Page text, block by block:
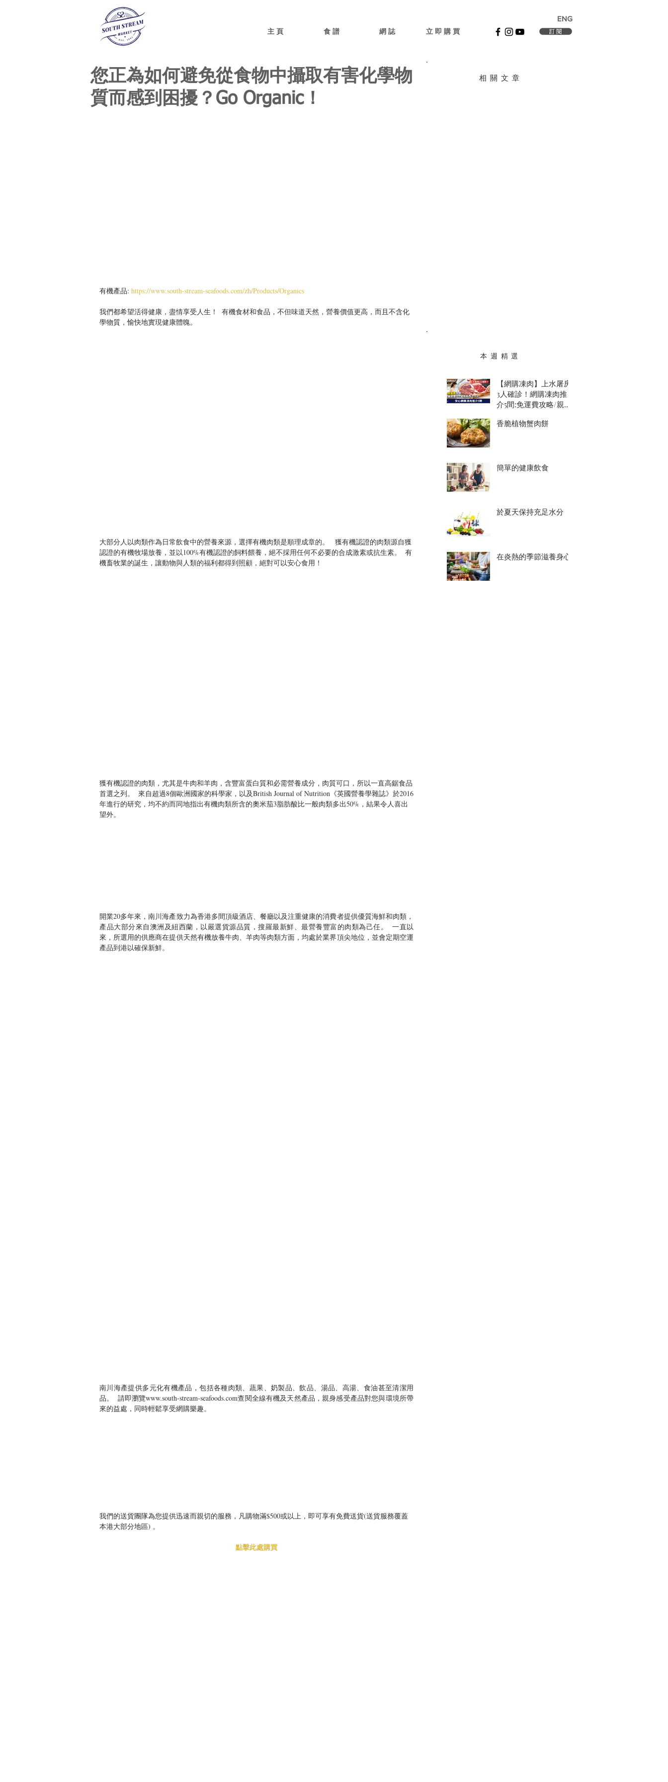
ENG
主 頁 食 譜 網 誌 立 即 購 買
您正為如何避免從食物中攝取有害化學物
質而感到困擾？Go Organic！
有機產品: https://www.south-stream-seafoods.com/zh/Products/Organics
我們都希望活得健康，盡情享受人生！  有機食材和食品，不但味道天然，營養價值更高，而且不含化
學物質，愉快地實現健康體魄。
大部分人以肉類作為日常飲食中的營養來源，選擇有機肉類是順理成章的。   獲有機認證的肉類源自獲
認證的有機牧場放養，並以100%有機認證的飼料餵養，絕不採用任何不必要的合成激素或抗生素。  有
機畜牧業的誕生，讓動物與人類的福利都得到照顧，絕對可以安心食用！
獲有機認證的肉類，尤其是牛肉和羊肉，含豐富蛋白質和必需營養成分，肉質可口，所以一直高鋸食品
首選之列。  來自超過8個歐洲國家的科學家，以及British Journal of Nutrition《英國營養學雜誌》於2016
年進行的研究，均不約而同地指出有機肉類所含的奧米茄3脂肪酸比一般肉類多出50%，結果令人喜出
望外。
開業20多年來，南川海產致力為香港多間頂級酒店、餐廳以及注重健康的消費者提供優質海鮮和肉類，
產品大部分來自澳洲及紐西蘭，以嚴選貨源品質，搜羅最新鮮、最營養豐富的肉類為己任。  一直以
來，所選用的供應商在提供天然有機放養牛肉、羊肉等肉類方面，均處於業界頂尖地位，並會定期空運
產品到港以確保新鮮。
南川海產提供多元化有機產品，包括各種肉類、蔬果、奶製品、飲品、湯品、高湯、食油甚至清潔用
品。  請即瀏覽www.south-stream-seafoods.com查閱全線有機及天然產品，親身感受產品對您與環境所帶
來的益處，同時輕鬆享受網購樂趣。
我們的送貨團隊為您提供迅速而親切的服務，凡購物滿$500或以上，即可享有免費送貨(送貨服務覆蓋
本港大部分地區) 。
點擊此處購買
相 關 文 章
本 週 精 選
【網購凍肉】上水屠房
3人確診！網購凍肉推
介5間:免運費攻略/親民
香脆植物蟹肉餅
簡單的健康飲食
於夏天保持充足水分
在炎熱的季節滋養身心